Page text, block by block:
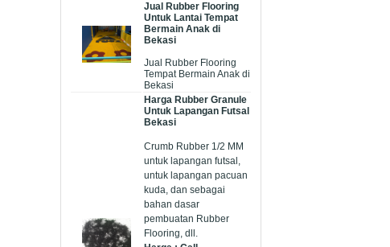
Jual Rubber Flooring
Untuk Lantai Tempat
Bermain Anak di
Bekasi
Jual Rubber Flooring
Tempat Bermain Anak di
Bekasi
Harga Rubber Granule
Untuk Lapangan Futsal
Bekasi
Crumb Rubber 1/2 MM
untuk lapangan futsal,
untuk lapangan pacuan
kuda, dan sebagai
bahan dasar
pembuatan Rubber
Flooring, dll.